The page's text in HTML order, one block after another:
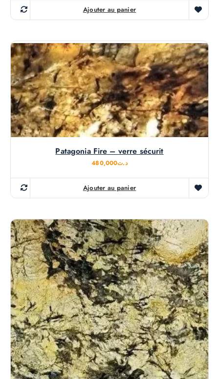
Ajouter au panier
Patagonia Fire – verre sécurit
د.ت480,000
Ajouter au panier